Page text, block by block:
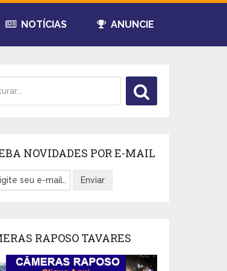
NOTÍCIAS ANUNCIE
NOVIDADES POR E-MAIL
RAPOSO TAVARES